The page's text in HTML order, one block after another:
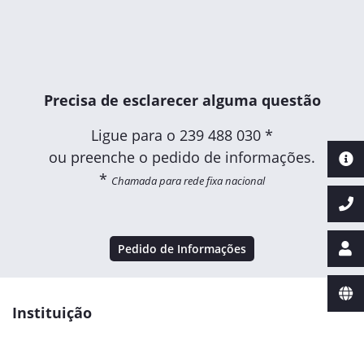
Precisa de esclarecer alguma questão
Ligue para o 239 488 030 *
ou preenche o pedido de informações.
* Chamada para rede fixa nacional
Pedido de Informações
Instituição